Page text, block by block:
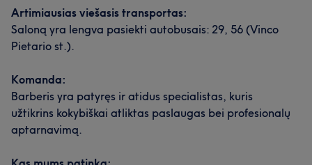
Artimiausias viešasis transportas:
Saloną yra lengva pasiekti autobusais: 29, 56 (Vinco
Pietario st.).
Komanda:
Barberis yra patyręs ir atidus specialistas, kuris
užtikrins kokybiškai atliktas paslaugas bei profesionalų
aptarnavimą.